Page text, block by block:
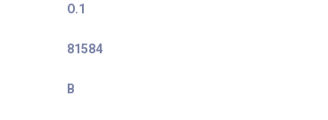
O.1
81584
B